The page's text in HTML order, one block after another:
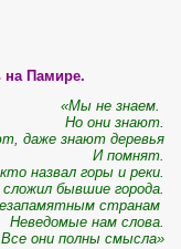
на Памире.
«Мы не знаем.
Но они знают.
даже знают деревья
И помнят.
назвал горы и реки.
бывшие города.
странам
Неведомые нам слова.
Все они полны смысла»